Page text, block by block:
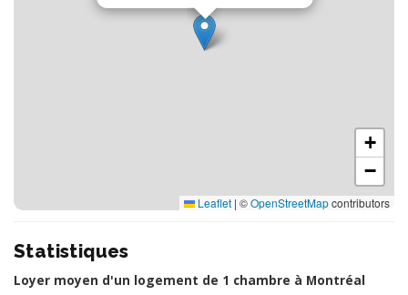
+
−
Leaflet | ©OpenStreetMapcontributors
Statistiques
Loyer moyen d'un logement de 1 chambre à Montréal